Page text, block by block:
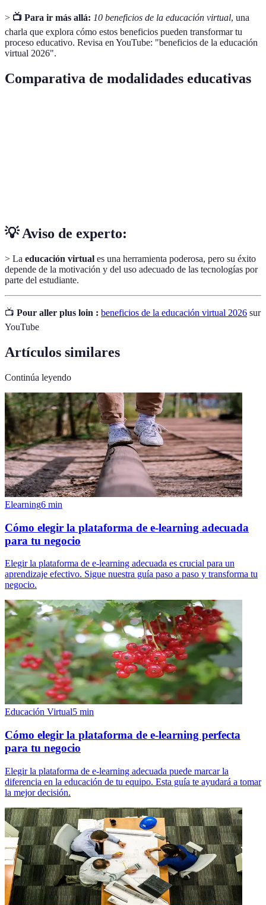
> 📺 Para ir más allá: 10 beneficios de la educación virtual, una
charla que explora cómo estos beneficios pueden transformar tu
proceso educativo. Revisa en YouTube: "beneficios de la educación
virtual 2026".
Comparativa de modalidades educativas
💡 Aviso de experto:
> La educación virtual es una herramienta poderosa, pero su éxito
depende de la motivación y del uso adecuado de las tecnologías por
parte del estudiante.
📺 Pour aller plus loin : beneficios de la educación virtual 2026 sur
YouTube
Artículos similares
Continúa leyendo
Elearning6 min
Cómo elegir la plataforma de e-learning adecuada
para tu negocio
Elegir la plataforma de e-learning adecuada es crucial para un
aprendizaje efectivo. Sigue nuestra guía paso a paso y transforma tu
negocio.
Educación Virtual5 min
Cómo elegir la plataforma de e-learning perfecta
para tu negocio
Elegir la plataforma de e-learning adecuada puede marcar la
diferencia en la educación de tu equipo. Esta guía te ayudará a tomar
la mejor decisión.